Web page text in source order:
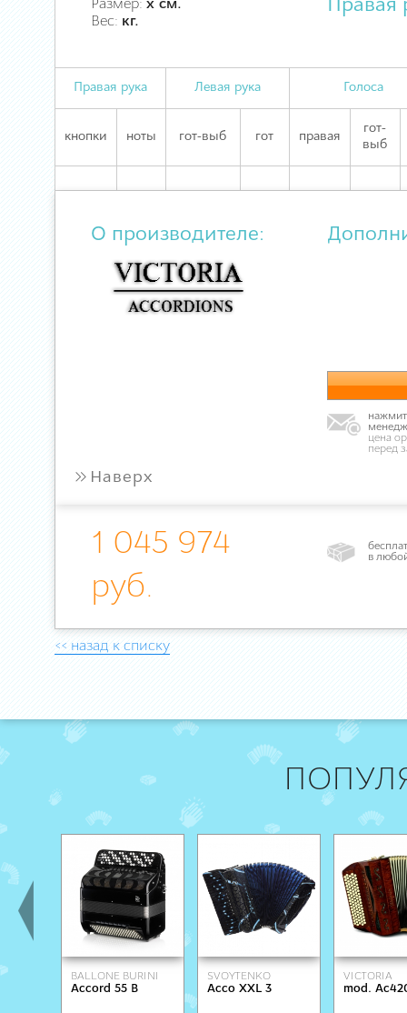
Размер: х см.
Вес: кг.
Правая
Правая рука Левая рука Голоса
кнопки ноты гот-выб гот правая
гот-
выб
О производителе:
цена
перед
» Наверх
1 045 974
руб.
в
<< назад к списку
BALLONE BURINI
Accord 55 B
SVOYTENKO
ACCORDIONS
Acco XXL 3
VICTORIA
mod.